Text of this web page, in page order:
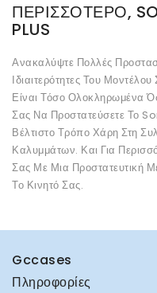
ΠΕΡΙΣΣΌΤΕΡΟ,
PLUS
Ανακαλύψτε Πολλές
Ιδιαιτερότητες Του
Είναι Τόσο Ολοκληρωμένα
Σας Να Προστατεύσετε Το
Βέλτιστο Τρόπο Χάρη Στη
Καλυμμάτων. Και Για
Σας Με Μια Προστατευτική
Το Κινητό Σας.
Gccases
Πληροφορίες